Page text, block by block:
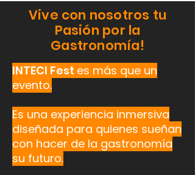
Vive con nosotros tu
Pasión por la
Gastronomía!
INTECI Fest es más que un
evento.
Es una experiencia inmersiva
diseñada para quienes sueñan
con hacer de la gastronomía
su futuro.